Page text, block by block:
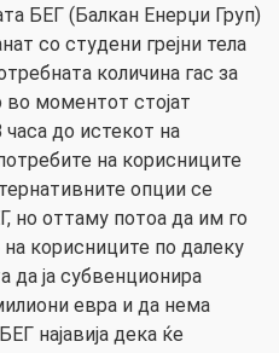
БЕГ (Балкан Енерџи Груп)
со студени грејни тела
количина гас за
моментот стојат
до истекот на
на корисниците
опции се
но оттаму потоа да им го
корисниците по далеку
да ја субвенционира
евра и да нема
најавија дека ќе